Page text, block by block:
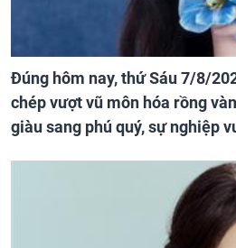
Đúng hôm nay, thứ Sáu 7/8/
chép vượt vũ môn hóa rồng
giàu sang phú quý, sự nghiệp